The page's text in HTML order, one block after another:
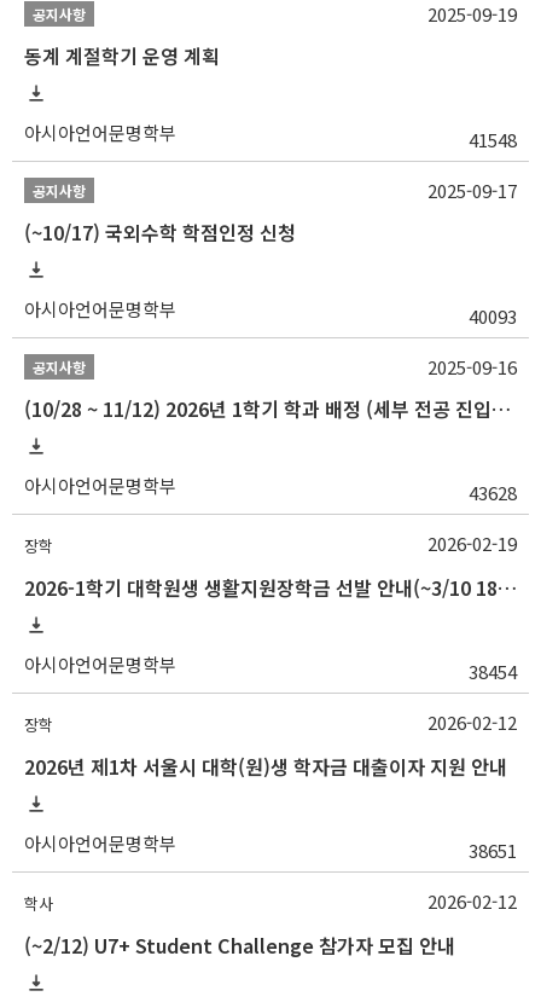
공지사항
동계 계절학기 운영 계획
아시아언어문명학부 41548
2025-09-19
공지사항
(~10/17) 국외수학 학점인정 신청
아시아언어문명학부 40093
2025-09-17
공지사항
(10/28 ~ 11/12) 2026년 1학기 학과 배정 (세부 전공 진입) 안내
아시아언어문명학부 43628
2025-09-16
장학
2026-1학기 대학원생 생활지원장학금 선발 안내(~3/10 18:00)
아시아언어문명학부 38454
2026-02-19
장학
2026년 제1차 서울시 대학(원)생 학자금 대출이자 지원 안내
아시아언어문명학부 38651
2026-02-12
학사
(~2/12) U7+ Student Challenge 참가자 모집 안내
2026-02-12